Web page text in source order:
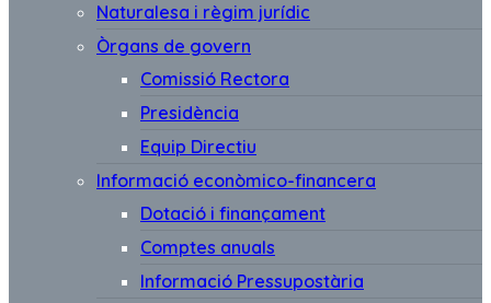
Naturalesa i règim jurídic
Òrgans de govern
Comissió Rectora
Presidència
Equip Directiu
Informació econòmico-financera
Dotació i finançament
Comptes anuals
Informació Pressupostària